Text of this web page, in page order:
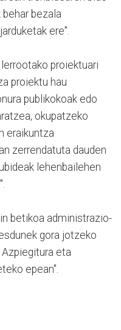
bezala
ere".
proiektuari
proiektu hau
publikokoak edo
okupatzeko
eraikuntza
zerrendatuta dauden
lehenbailehen
betikoa administrazio-
gora jotzeko
eta
epean".